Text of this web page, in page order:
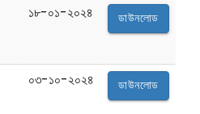
১৮-০১-২০২৪ ডাউনলোড
০৩-১০-২০২৪ ডাউনলোড